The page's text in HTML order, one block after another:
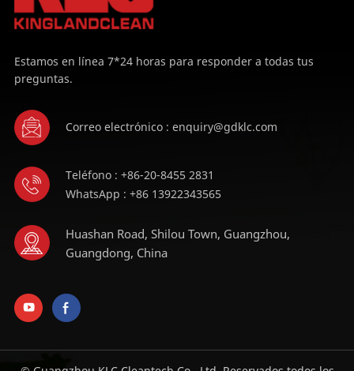
Estamos en línea 7*24 horas para responder a todas tus
preguntas.
Correo electrónico : enquiry@gdklc.com
Teléfono : +86-20-8455 2831
WhatsApp : +86 13922343565
Huashan Road, Shilou Town, Guangzhou,
Guangdong, China